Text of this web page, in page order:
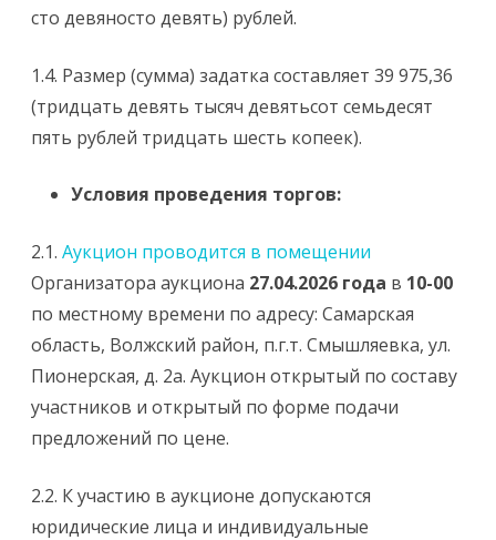
сто девяносто девять) рублей.
1.4. Размер (сумма) задатка составляет 39 975,36
(тридцать девять тысяч девятьсот семьдесят
пять рублей тридцать шесть копеек).
Условия проведения торгов:
2.1. Аукцион проводится в помещении
Организатора аукциона 27.04.2026 года в 10-00
по местному времени по адресу: Самарская
область, Волжский район, п.г.т. Смышляевка, ул.
Пионерская, д. 2а. Аукцион открытый по составу
участников и открытый по форме подачи
предложений по цене.
2.2. К участию в аукционе допускаются
юридические лица и индивидуальные